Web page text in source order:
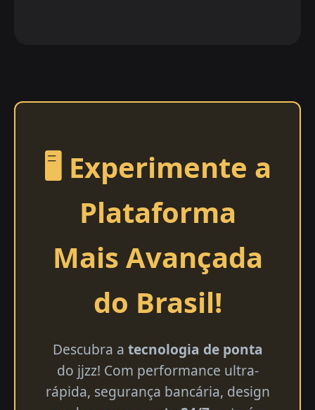
🖥️ Experimente a
Plataforma
Mais Avançada
do Brasil!
Descubra a tecnologia de ponta
do jjzz! Com performance ultra-
rápida, segurança bancária, design